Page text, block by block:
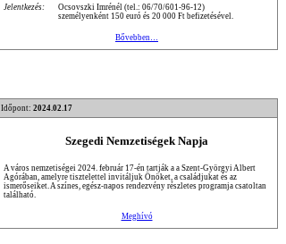
Jelentkezés:
Ocsovszki Imrénél (tel.: 06/70/601-96-12)
személyenként 150 euró és 20 000 Ft befizetésével.
Bővebben…
Időpont: 2024.02.17
Szegedi Nemzetiségek Napja
A város nemzetiségei 2024. február 17-én tartják a a Szent-Györgyi Albert
Agórában, amelyre tisztelettel invitáljuk Önöket, a családjukat és az
ismerőseiket. A színes, egész-napos rendezvény részletes programja csatoltan
található.
Meghívó